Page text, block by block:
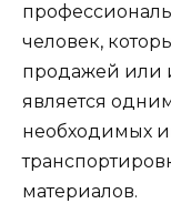
человек,
продажей или
является
необходимых
материалов.